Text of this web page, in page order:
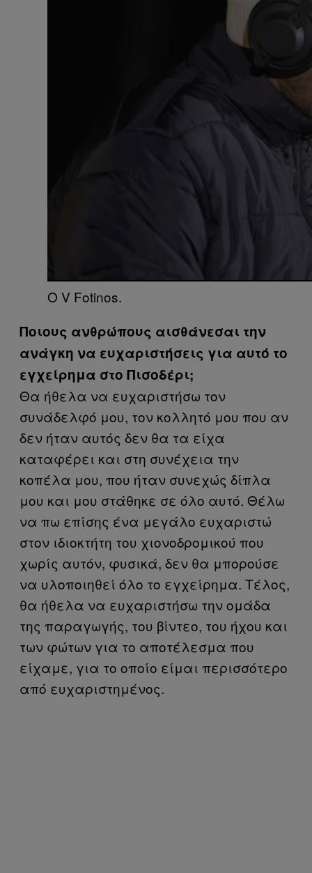
O V Fotinos.
Ποιους ανθρώπους αισθάνεσαι την
ανάγκη να ευχαριστήσεις για αυτό το
εγχείρημα στο Πισοδέρι;
Θα ήθελα να ευχαριστήσω τον
συνάδελφό μου, τον κολλητό μου που αν
δεν ήταν αυτός δεν θα τα είχα
καταφέρει και στη συνέχεια την
κοπέλα μου, που ήταν συνεχώς δίπλα
μου και μου στάθηκε σε όλο αυτό. Θέλω
να πω επίσης ένα μεγάλο ευχαριστώ
στον ιδιοκτήτη του χιονοδρομικού που
χωρίς αυτόν, φυσικά, δεν θα μπορούσε
να υλοποιηθεί όλο το εγχείρημα. Τέλος,
θα ήθελα να ευχαριστήσω την ομάδα
της παραγωγής, του βίντεο, του ήχου και
των φώτων για το αποτέλεσμα που
είχαμε, για το οποίο είμαι περισσότερο
από ευχαριστημένος.